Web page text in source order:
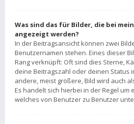
Was sind das für Bilder, die bei
angezeigt werden?
In der Beitragsansicht können zwei
Benutzernamen stehen. Eines dieser
Rang verknüpft: Oft sind dies Sterne,
deine Beitragszahl oder deinen Status
andere, meist größere, Bild wird auch
Es handelt sich hierbei in der Regel um
welches von Benutzer zu Benutzer